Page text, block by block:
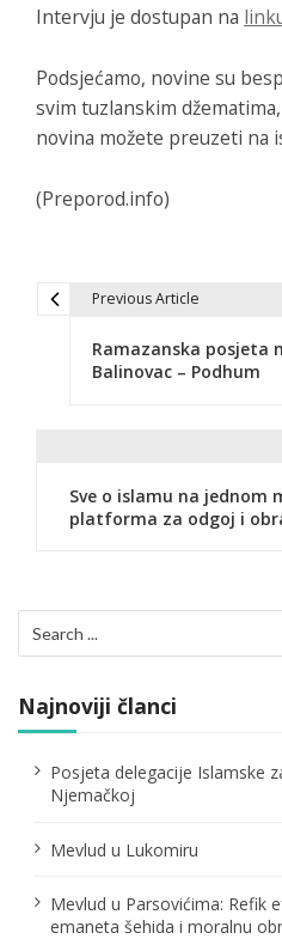
Intervju je dostupan na
Podsjećamo, novine su
svim tuzlanskim
novina možete preuzeti na
(Preporod.info)
i
j
a
a
a
Previous Article
Ramazanska posjeta
Balinovac – Podhum
Sve o islamu na jednom
platforma za odgoj i
for:
Najnoviji članci
Posjeta delegacije Islamske
Njemačkoj
Mevlud u Lukomiru
Mevlud u Parsovićima: Refik
emaneta šehida i moralnu